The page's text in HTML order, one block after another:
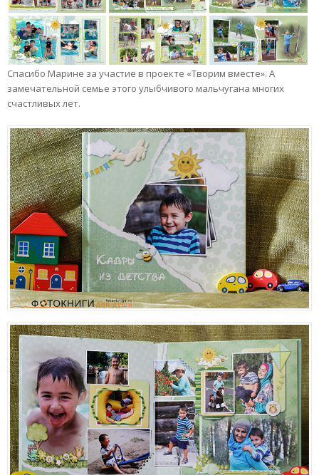
Спасибо Марине за участие в проекте «Творим вместе». А
замечательной семье этого улыбчивого мальчугана многих
счастливых лет.